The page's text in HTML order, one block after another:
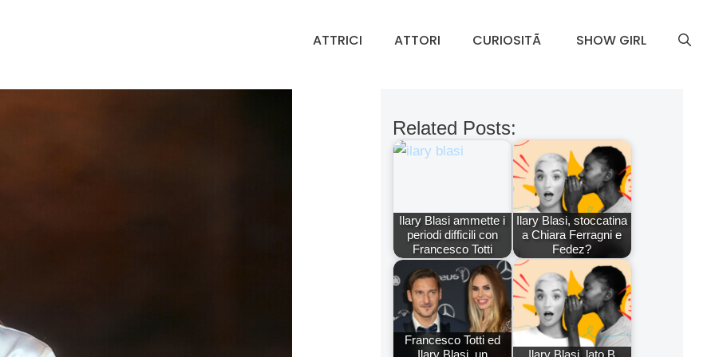
ATTRICI ATTORI CURIOSITÃ SHOW GIRL
Related Posts:
Ilary Blasi ammette i
periodi difficili con
Francesco Totti
Ilary Blasi, stoccatina
a Chiara Ferragni e
Fedez?
Francesco Totti ed